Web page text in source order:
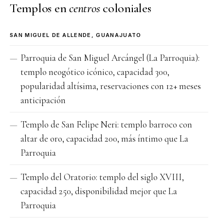
Templos encentroscoloniales
SAN MIGUEL DE ALLENDE, GUANAJUATO
Parroquia de San Miguel Arcángel (La Parroquia):
templo neogótico icónico, capacidad 300,
popularidad altísima, reservaciones con 12+ meses
anticipación
Templo de San Felipe Neri: templo barroco con
altar de oro, capacidad 200, más íntimo que La
Parroquia
Templo del Oratorio: templo del siglo XVIII,
capacidad 250, disponibilidad mejor que La
Parroquia